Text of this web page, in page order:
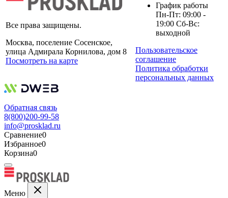
Все права защищены.
Москва, поселение Сосенское,
улица Адмирала Корнилова, дом 8
Посмотреть на карте
График работы
Пн-Пт: 09:00 -
19:00 Сб-Вс:
выходной
Пользовательское
соглашение
Политика обработки
персональных данных
Обратная связь
8(800)200-99-58
info@prosklad.ru
Сравнение0
Избранное0
Корзина0
Меню